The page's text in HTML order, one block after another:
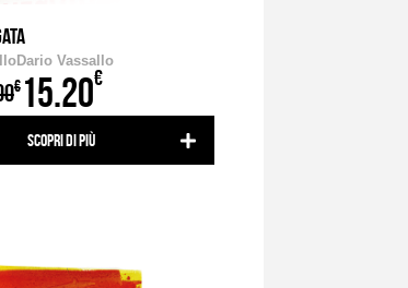
Dario Vassallo
€15.20€
Scopri di più